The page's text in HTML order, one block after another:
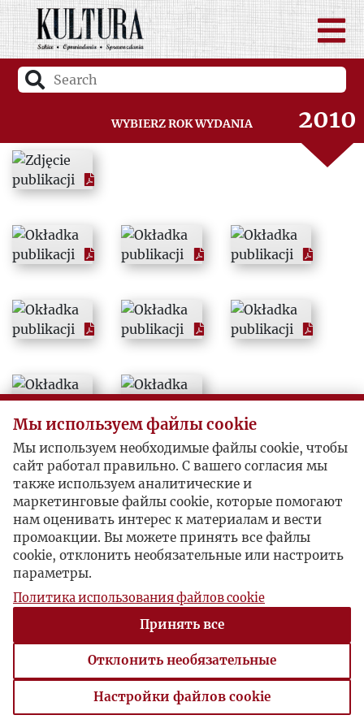
Wybierz rok wydania
2008
2009
2010
Мы используем файлы cookie
Мы используем необходимые файлы cookie, чтобы
сайт работал правильно. С вашего согласия мы
также используем аналитические и
маркетинговые файлы cookie, которые помогают
нам оценивать интерес к материалам и вести
промоакции. Вы можете принять все файлы
cookie, отклонить необязательные или настроить
параметры.
Политика использования файлов cookie
Принять все
Отклонить необязательные
Настройки файлов cookie
Настройки файлов cookie